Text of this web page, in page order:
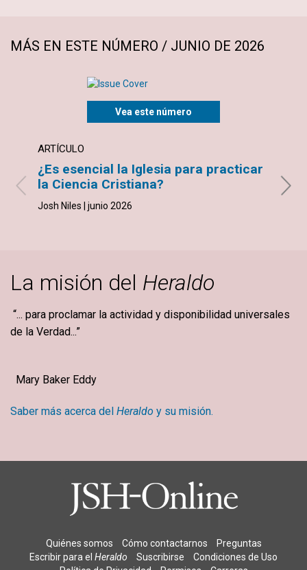
MÁS EN ESTE NÚMERO / JUNIO DE 2026
Vea este número
ARTÍCULO
¿Es esencial la Iglesia para practicar
la Ciencia Cristiana?
Josh Niles | junio 2026
Anne
La misión del Heraldo
“... para proclamar la actividad y disponibilidad universales
de la Verdad...”
Mary Baker Eddy
Saber más acerca del Heraldo y su misión.
Quiénes somos Cómo contactarnos
Preguntas
Escribir para el Heraldo Suscribirse
Condiciones de Uso